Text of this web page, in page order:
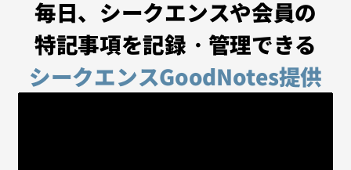
毎日、シークエンスや会員の
特記事項を記録・管理できる
シークエンスGoodNotes提供